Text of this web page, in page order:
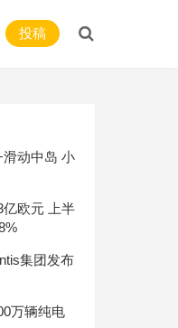
投稿
滑动中岛 小
亿欧元 上半
集团发布
万辆纯电